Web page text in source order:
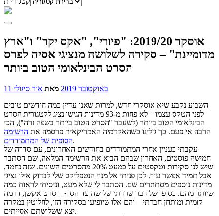
אוסקר 2019/20: "פיורי", "אקס יקר" ו"ארץ
מדומיינת" – סקירה לשלושה מנציגי אסיה לפרס
הסרט הבינלאומי הטוב ביותר
11 באוקטובר 2019 מאת אור סיגולי
השבוע נקבע שיא אוסקרי חדש, למרות שאנו עדיין כמה חודשים טובים
לפני הטקס עצמו – לא פחות מ-93 מדינות הגישו נציג לקטגורית הסרט
הבינלאומי הטוב ביותר (לשעבר "הסרט הטוב ביותר בשפה זרה"), הכי
הרבה אי פעם. כך גילינו כשהאקדמיה האמריקאית פרסמה את הרשימה
הסופית של המתמודדים.
עקבתי בעניין אחרי המתמודדים בחודשים האחרונים, עם סדרה של
חמישה פוסטים, האחרון שבהם הביא את הרשימה המלאה, שם הסתבר
שיש לנו סקירות וטקסטים על כמעט 20% מהסרטים השונים. שזה נחמד,
אבל תמיד אפשר עוד. לכן פניתי אל מנוי הנטפליקס שלי לבדוק אילו נציגי
מדינות נוספים מסתתרים שם. הסתבר לי שלא מעט, וניסיתי לראות כמה
שיותר מהם. בסופו של דבר שרדתי שלושה עד הסוף – סרט אקשן, דרמה
קומית ומותחן חברתי – והם אלו שיופיעו בסקירה הזו, לחלוטין במקרה
יצא ששלושתם אסייתים.